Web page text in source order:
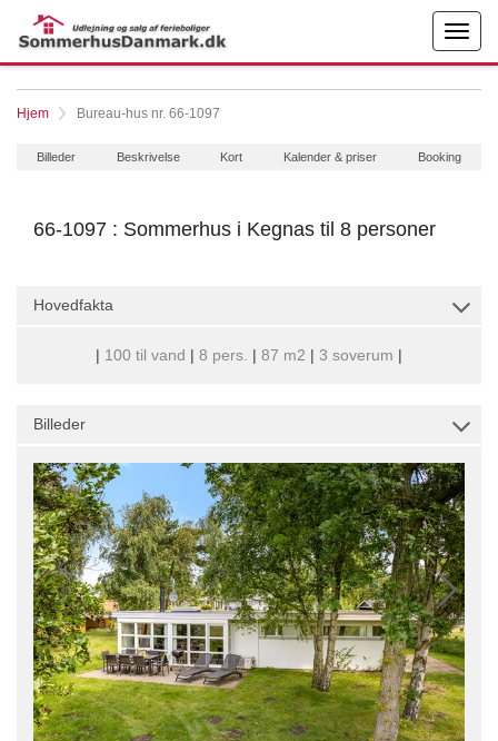
Hjem Bureau-hus nr. 66-1097
Billeder Beskrivelse Kort Kalender & priser Booking
66-1097 : Sommerhus i Kegnas til 8 personer
Hovedfakta
| 100 til vand | 8 pers. | 87 m2 | 3 soverum |
Billeder